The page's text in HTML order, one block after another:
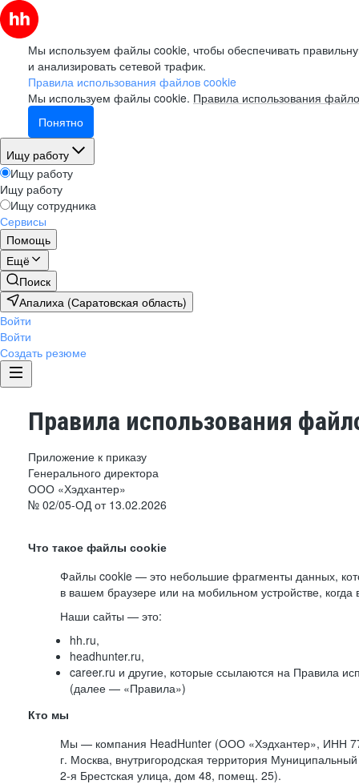
Мы используем файлы cookie, чтобы обеспечивать
и анализировать сетевой трафик.
Правила использования файлов cookie
Мы используем файлы cookie. Правила использования
Понятно
Ищу работу
Ищу работу
Ищу работу
Ищу сотрудника
Сервисы
Помощь
Ещё
Поиск
Апалиха (Саратовская область)
Войти
Войти
Создать резюме
Правила использования
Приложение к приказу
Генерального директора
ООО «Хэдхантер»
№ 02/05-ОД от 13.02.2026
Что такое файлы cookie
Файлы cookie — это небольшие фрагменты данных,
в вашем браузере или на мобильном устройстве,
Наши сайты — это:
hh.ru,
headhunter.ru,
career.ru и другие, которые ссылаются на Правила
(далее — «Правила»)
Кто мы
Мы — компания HeadHunter (ООО «Хэдхантер», ИНН
г. Москва, внутригородская территория Муниципальный
2-я Брестская улица, дом 48, помещ. 25).